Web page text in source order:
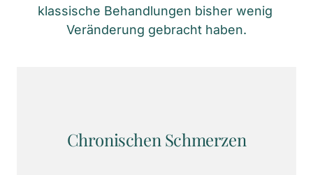
klassische Behandlungen bisher wenig
Veränderung gebracht haben.
Chronischen Schmerzen